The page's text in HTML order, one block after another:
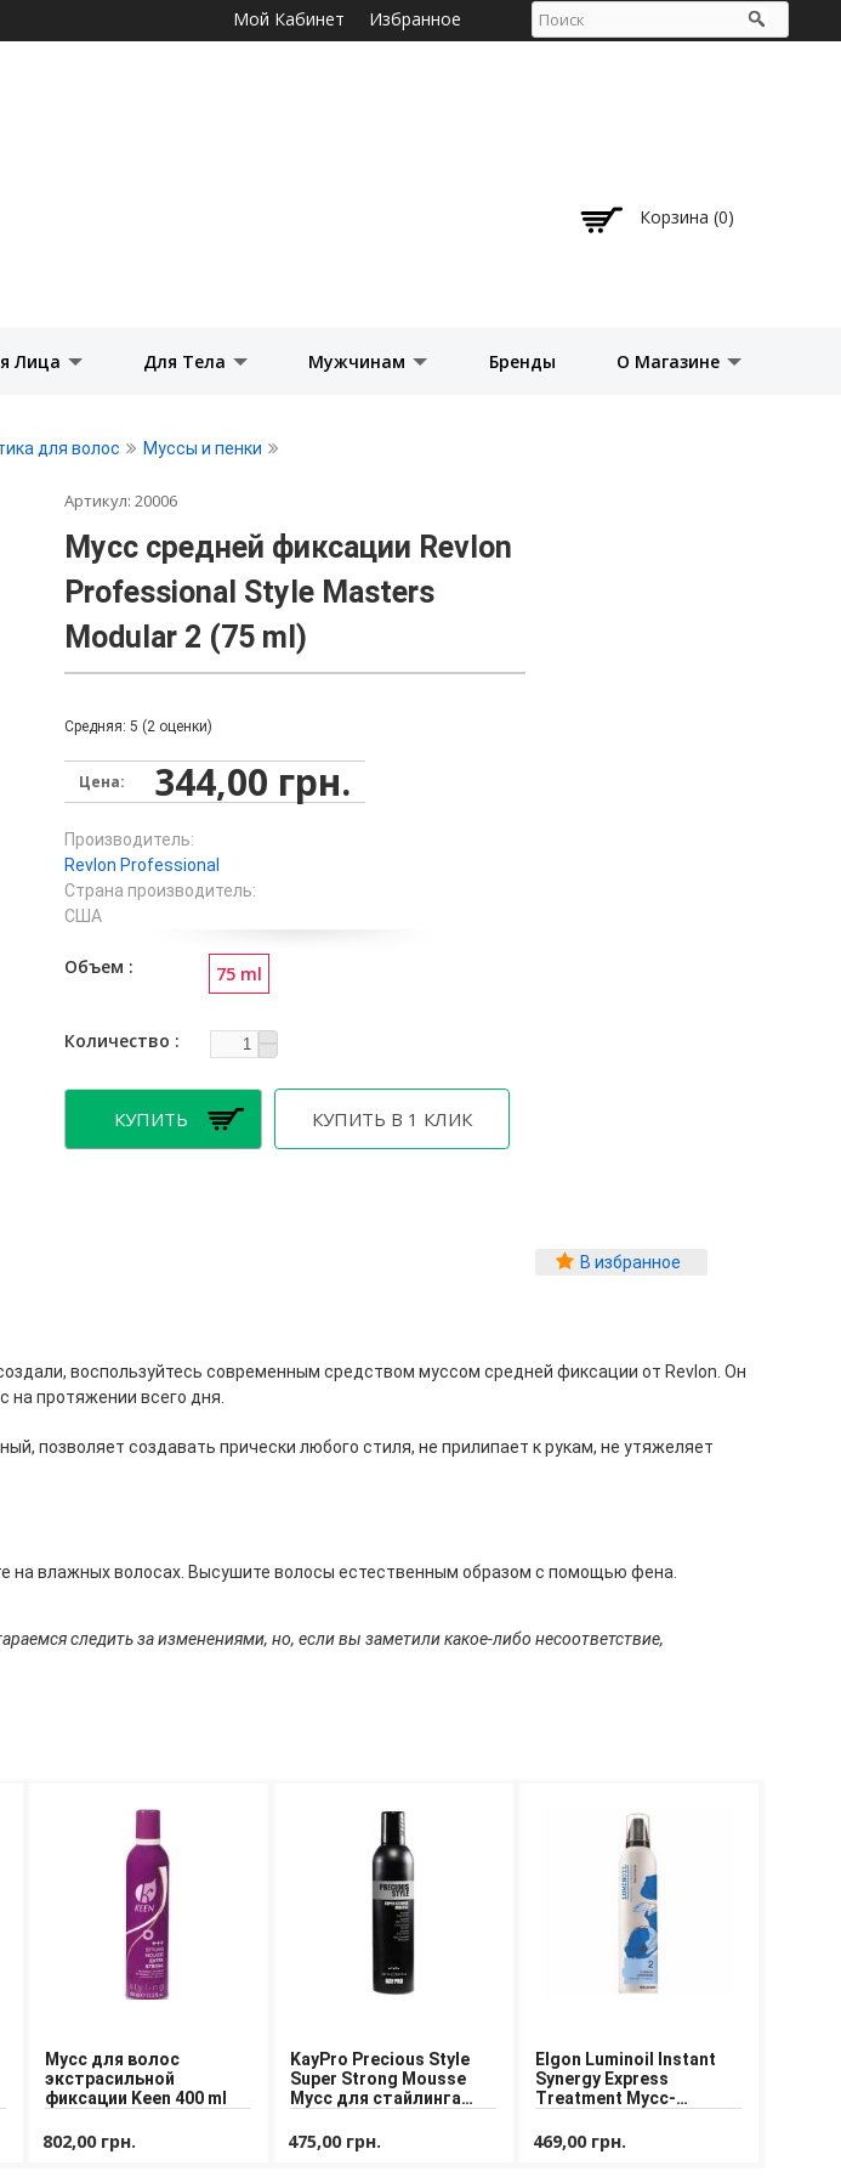
Мой Кабинет Избранное
Корзина (0)
Лица Для Тела Мужчинам Бренды О Магазине
для волос Муссы и пенки
Артикул:20006
Мусс средней фиксации Revlon
Professional Style Masters
Modular 2 (75 ml)
Средняя:5 (2 оценки)
Цена: 344,00 грн.
Производитель:
Revlon Professional
Страна производитель:
США
Объем 75 ml
Количество
В избранное
воспользуйтесь современным средством муссом средней фиксации от Revlon. Он
протяжении всего дня.
позволяет создавать прически любого стиля, не прилипает к рукам, не утяжеляет
на влажных волосах. Высушите волосы естественным образом с помощью фена.
следить за изменениями, но, если вы заметили какое-либо несоответствие,
Мусс для волос
экстрасильной
фиксации Keen 400 ml
802,00 грн.
KayPro Precious Style
Super Strong Mousse
Мусс для стайлинга
фиксации
475,00 грн.
Elgon Luminoil Instant
Synergy Express
Treatment Мусс-
экспресс ухода за
волосами
469,00 грн.